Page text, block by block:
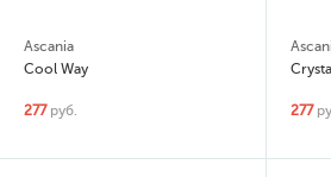
Ascania
Cool Way
277 руб. 277